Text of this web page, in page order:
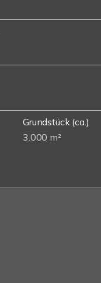
Grundstück(ca.)
3.000 m²